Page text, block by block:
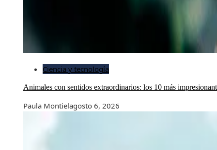
Ciencia y tecnología
Animales con sentidos extraordinarios: los 10 más
Paula Montielagosto 6, 2026